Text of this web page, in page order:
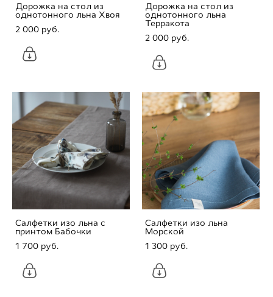
Дорожка на стол из
однотонного льна Хвоя
2 000 pуб.
Дорожка на стол из
однотонного льна
Терракота
2 000 pуб.
Салфетки изо льна с
принтом Бабочки
1 700 pуб.
Салфетки изо льна
Морской
1 300 pуб.